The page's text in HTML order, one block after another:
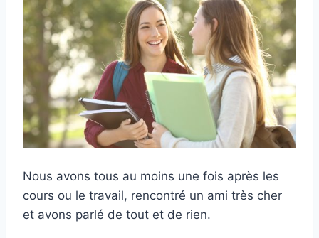
Nous avons tous au moins une fois après les
cours ou le travail, rencontré un ami très cher
et avons parlé de tout et de rien.